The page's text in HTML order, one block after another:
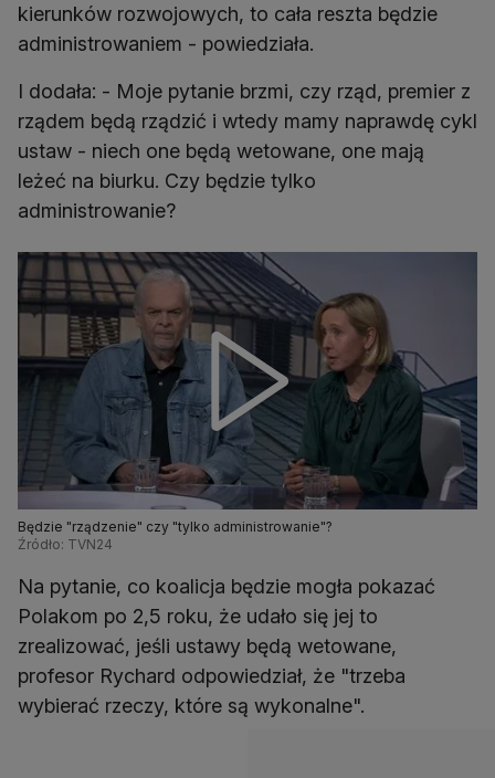
kierunków rozwojowych, to cała reszta będzie
administrowaniem - powiedziała.
I dodała: - Moje pytanie brzmi, czy rząd, premier z
rządem będą rządzić i wtedy mamy naprawdę cykl
ustaw - niech one będą wetowane, one mają
leżeć na biurku. Czy będzie tylko
administrowanie?
Będzie "rządzenie" czy "tylko administrowanie"?
Źródło: TVN24
Na pytanie, co koalicja będzie mogła pokazać
Polakom po 2,5 roku, że udało się jej to
zrealizować, jeśli ustawy będą wetowane,
profesor Rychard odpowiedział, że "trzeba
wybierać rzeczy, które są wykonalne".